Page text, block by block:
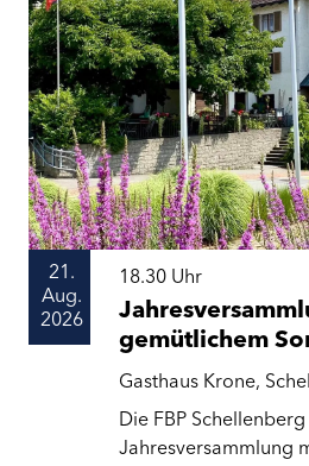
21.
Aug.
2026
18.30 Uhr
gemütlichem
Gasthaus Krone,
Die FBP
Jahresversammlung